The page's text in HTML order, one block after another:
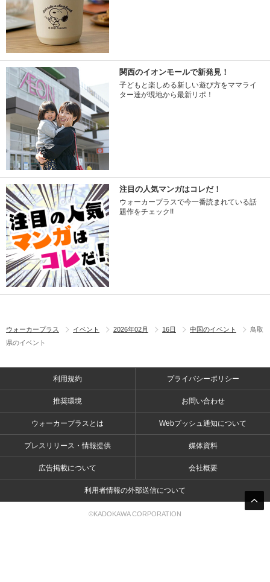
関西のイオンモールで新発見！
子どもと楽しめる新しい遊び方をママライ
ター達が現地から最新リポ！
注目の人気マンガはコレだ！
ウォーカープラスで今一番読まれている話
題作をチェック!!
ウォーカープラス イベント 2026年02月 16日 中国のイベント
鳥取
県のイベント
利用規約 プライバシーポリシー
推奨環境 お問い合わせ
ウォーカープラスとは Webプッシュ通知について
プレスリリース・情報提供 媒体資料
広告掲載について 会社概要
利用者情報の外部送信について
©KADOKAWA CORPORATION